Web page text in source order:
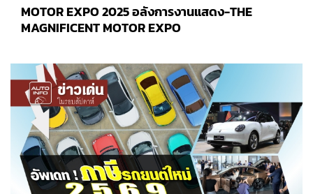
MOTOR EXPO 2025 อลังการงานแสดง-THE
MAGNIFICENT MOTOR EXPO